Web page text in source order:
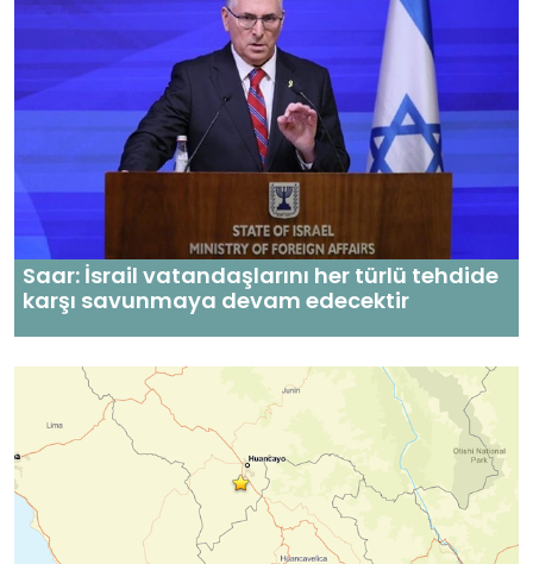
Saar: İsrail vatandaşlarını her türlü tehdide
karşı savunmaya devam edecektir